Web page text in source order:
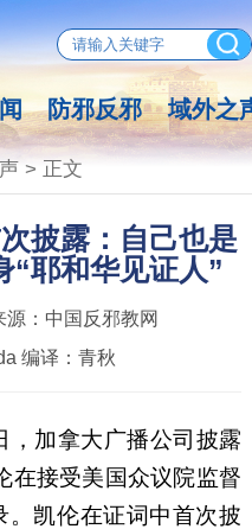
防邪反邪 域外之
> 正文
披露：自己也是
“耶和华见证人”
源： 中国反邪教网
编译：青秋
，加拿大广播公司披露
在接受美国众议院监督
凯伦在证词中首次披